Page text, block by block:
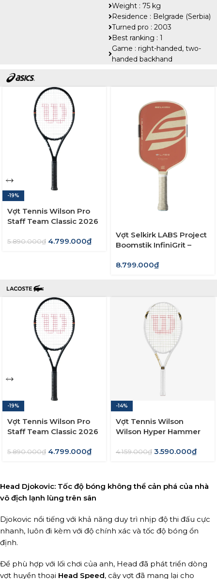
Weight : 75 kg
Residence : Belgrade (Serbia)
Turned pro : 2003
Best ranking : 1
Game : right-handed, two-
handed backhand
-19%
Vợt Tennis Wilson Pro
Staff Team Classic 2026
5.890.000₫ 4.799.000₫
Vợt Selkirk LABS Project
Boomstik InfiniGrit –
Edition)
8.799.000₫
-19%
Vợt Tennis Wilson Pro
Staff Team Classic 2026
5.890.000₫ 4.799.000₫
-14%
Vợt Tennis Wilson
Wilson Hyper Hammer
4.159.000₫ 3.590.000₫
Head Djokovic: Tốc độ bóng không thể cản phá của nhà
vô địch lạnh lùng trên sân
Djokovic nổi tiếng với khả năng duy trì nhịp độ thi đấu cực
nhanh, luôn đi kèm với độ chính xác và tốc độ bóng ổn
định.
Để phù hợp với lối chơi của anh, Head đã phát triển dòng
vợt huyền thoại Head Speed, cây vợt đã mang lại cho